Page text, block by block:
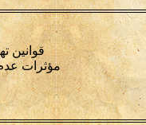
قوانين
مؤثرات عدم